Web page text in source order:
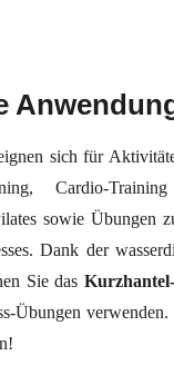
sich für
Cardio-
sowie Übungen
Dank der
Sie das
Übungen